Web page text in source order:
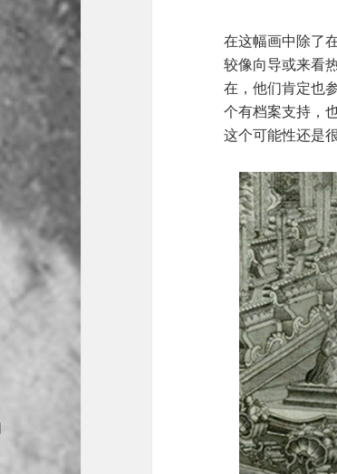
在这幅画中除了
较像向导或来看
在，他们肯定也
个有档案支持，
这个可能性还是